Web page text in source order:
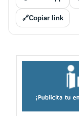
🔗Copiar link